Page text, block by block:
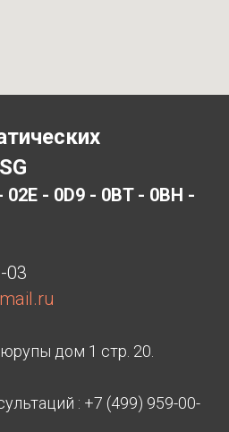
- 0D9 - 0BT - 0BH -
03
дом 1 стр. 20.
: +7 (499) 959-00-